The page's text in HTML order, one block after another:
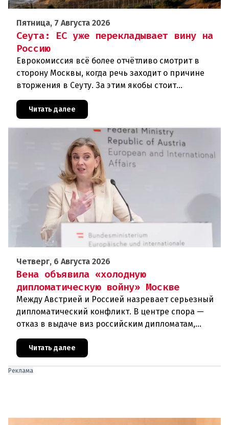
Пятница, 7 Августа 2026
Сеута: ЕС уже перекладывает вину на
Россию
Еврокомиссия всё более отчётливо смотрит в
сторону Москвы, когда речь заходит о причине
вторжения в Сеуту. За этим якобы стоит
дней около 72 000 человек п
Читать далее
Четверг, 6 Августа 2026
Вена объявила «холодную
дипломатическую войну» Москве
Между Австрией и Россией назревает серьезный
дипломатический конфликт. В центре спора —
отказ в выдаче виз российским дипломатам,
сотрудникам посольства и работникам
международных организаций, которые
Читать далее
Реклама